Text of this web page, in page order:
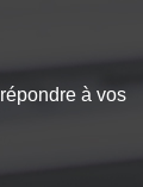
à vos